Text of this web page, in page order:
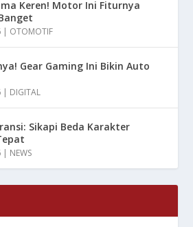
Keren! Motor Ini Fiturnya
OTOMOTIF
Gear Gaming Ini Bikin Auto
DIGITAL
Sikapi Beda Karakter
NEWS